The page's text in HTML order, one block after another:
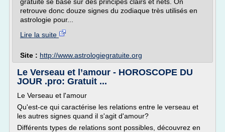
retrouve donc douze signes du zodiaque très utilisés en
astrologie pour...
Lire la suite
Site : http://www.astrologiegratuite.org
Le Verseau et l’amour - HOROSCOPE DU
JOUR .pro: Gratuit ...
Le Verseau et l'amour
Qu'est-ce qui caractérise les relations entre le verseau et
les autres signes quand il s'agit d'amour?
Différents types de relations sont possibles, découvrez en